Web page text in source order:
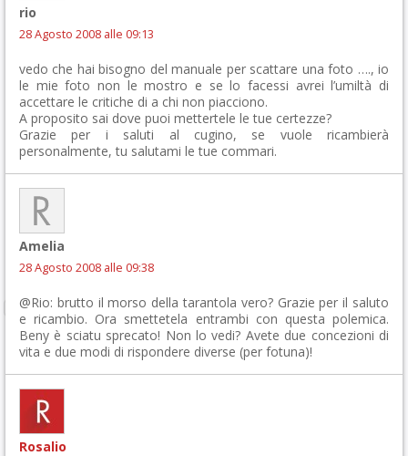
rio
28 Agosto 2008 alle 09:13
vedo che hai bisogno del manuale per scattare una foto …., io
le mie foto non le mostro e se lo facessi avrei l’umiltà di
accettare le critiche di a chi non piacciono.
A proposito sai dove puoi mettertele le tue certezze?
Grazie per i saluti al cugino, se vuole ricambierà
personalmente, tu salutami le tue commari.
Amelia
28 Agosto 2008 alle 09:38
@Rio: brutto il morso della tarantola vero? Grazie per il saluto
e ricambio. Ora smettetela entrambi con questa polemica.
Beny è sciatu sprecato! Non lo vedi? Avete due concezioni di
vita e due modi di rispondere diverse (per fotuna)!
Rosalio